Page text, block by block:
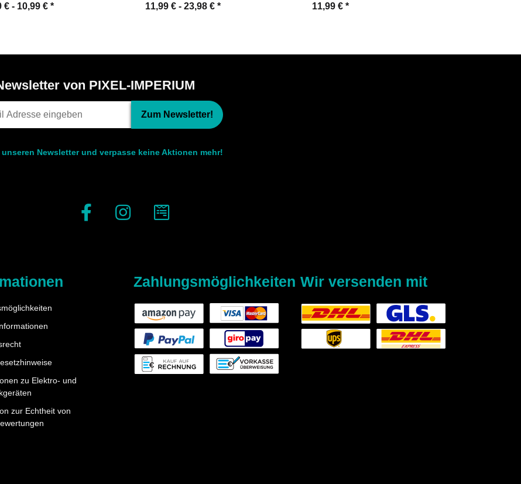
€ - 10,99 € * 11,99 € - 23,98 € * 11,99 € *
von PIXEL-IMPERIUM
Zum Newsletter!
unseren Newsletter und verpasse keine Aktionen mehr!
zu Elektro- und
zur Echtheit von
Zahlungsmöglichkeiten Wir versenden mit